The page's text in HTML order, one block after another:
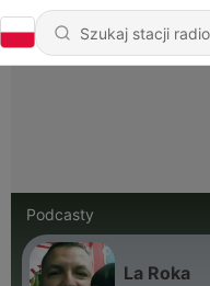
Podcasty
La Roka